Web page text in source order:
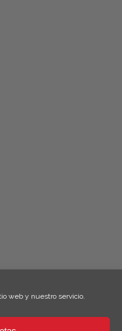
web y nuestro servicio.